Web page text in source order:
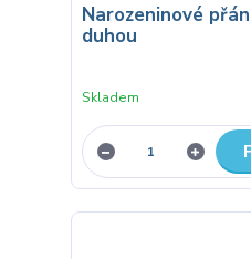
Narozeninové
duhou
Skladem